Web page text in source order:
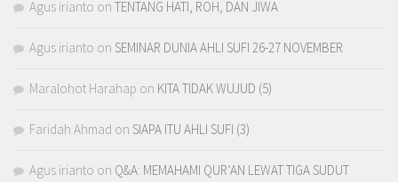
Agus irianto on TENTANG HATI, ROH, DAN JIWA
Agus irianto on SEMINAR DUNIA AHLI SUFI 26-27 NOVEMBER
Maralohot Harahap on KITA TIDAK WUJUD (5)
Faridah Ahmad on SIAPA ITU AHLI SUFI (3)
Agus irianto on Q&A: MEMAHAMI QUR’AN LEWAT TIGA SUDUT